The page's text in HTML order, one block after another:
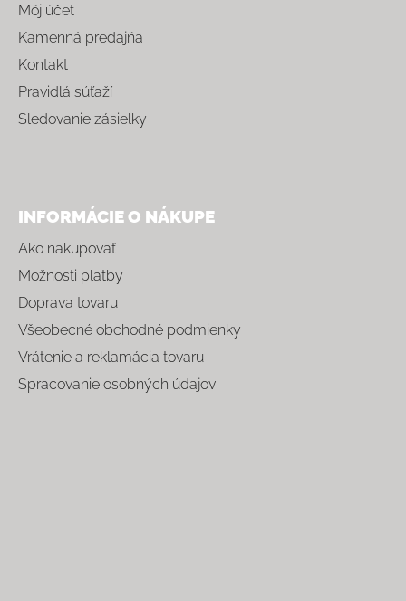
Môj účet
Kamenná predajňa
Kontakt
Pravidlá súťaží
Sledovanie zásielky
INFORMÁCIE O NÁKUPE
Ako nakupovať
Možnosti platby
Doprava tovaru
Všeobecné obchodné podmienky
Vrátenie a reklamácia tovaru
Spracovanie osobných údajov